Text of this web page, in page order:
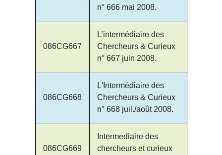
n° 666 mai 2008.
086CG667
L’intermédiaire des
Chercheurs & Curieux
n° 667 juin 2008.
086CG668
L'Intermédiaire des
Chercheurs & Curieux
n° 668 juil./août 2008.
086CG669
Intermediaire des
chercheurs et curieux